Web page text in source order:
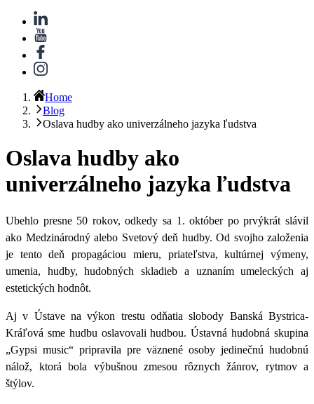
Home
Blog
Oslava hudby ako univerzálneho jazyka ľudstva
Oslava hudby ako
univerzálneho jazyka ľudstva
Ubehlo presne 50 rokov, odkedy sa 1. október po prvýkrát slávil
ako Medzinárodný alebo Svetový deň hudby. Od svojho založenia
je tento deň propagáciou mieru, priateľstva, kultúrnej výmeny,
umenia, hudby, hudobných skladieb a uznaním umeleckých aj
estetických hodnôt.
Aj v Ústave na výkon trestu odňatia slobody Banská Bystrica-
Kráľová sme hudbu oslavovali hudbou. Ústavná hudobná skupina
„Gypsi music“ pripravila pre väznené osoby jedinečnú hudobnú
nálož, ktorá bola výbušnou zmesou rôznych žánrov, rytmov a
štýlov.